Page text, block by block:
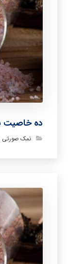
ده خاصیت
نمک صورتی